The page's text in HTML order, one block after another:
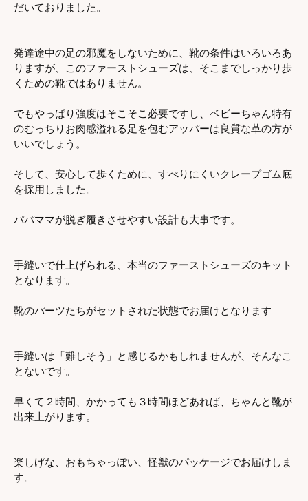
だいておりました。
発達途中の足の邪魔をしないために、靴の条件はいろいろあ
りますが、このファーストシューズは、そこまでしっかり歩
くための靴ではありません。
でもやっぱり強度はそこそこ必要ですし、ベビーちゃん特有
のむっちりお肉感溢れる足を包むアッパーは良質な革の方が
いいでしょう。
そして、安心して歩くために、すべりにくいクレープゴム底
を採用しました。
パパママが脱ぎ履きさせやすい設計も大事です。
手縫いで仕上げられる、本当のファーストシューズのキット
となります。
靴のパーツたちがセットされた状態でお届けとなります
手縫いは「難しそう」と感じるかもしれませんが、そんなこ
とないです。
早くて２時間、かかっても３時間ほどあれば、ちゃんと靴が
出来上がります。
楽しげな、おもちゃっぽい、怪獣のパッケージでお届けしま
す。